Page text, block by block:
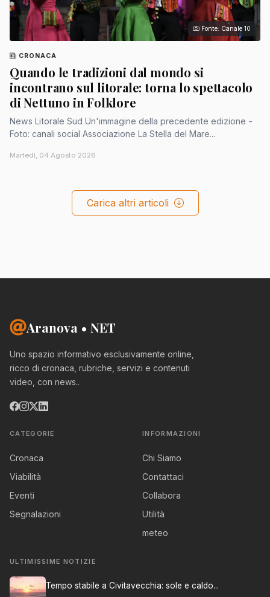
Fonte: Canale 10
CRONACA
Quando le tradizioni dal mondo si
incontrano sul litorale: torna lo spettacolo
di Nettuno in Folklore
News Litorale Sud Un'immagine della precedente edizione -
Foto: canali social Associazione La Stella del Mare...
Martedì, 04 Agosto 2026
Carica altri articoli
Aranova • NET
Uno spazio informativo esclusivamente online,
ricco di cronaca, rubriche, servizi e contenuti
video, con news..
CATEGORIE
Cronaca
Viabilità
Eventi
Segnalazioni
INFORMAZIONI
Chi Siamo
Contattaci
Collabora
Utilità
meteo
ULTIMISSIME NOTIZIE
Tempo stabile a Civitavecchia: sole e caldo...